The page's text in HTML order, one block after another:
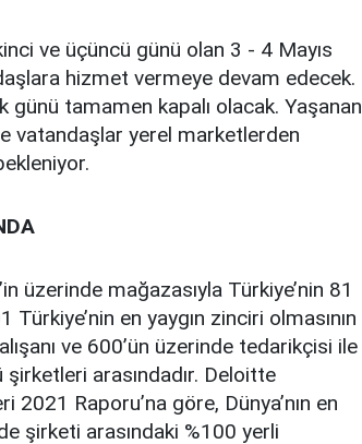
ve üçüncü günü olan 3 - 4 Mayıs
hizmet vermeye devam edecek.
günü tamamen kapalı olacak. Yaşanan
vatandaşlar yerel marketlerden
üzerinde mağazasıyla Türkiye’nin 81
en yaygın zinciri olmasının
ve 600’ün üzerinde tedarikçisi ile
arasındadır. Deloitte
2021 Raporu’na göre, Dünya’nın en
şirketi arasındaki %100 yerli